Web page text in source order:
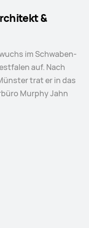
&
im Schwaben­
auf. Nach
trat er in das
Murphy Jahn